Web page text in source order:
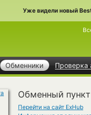
Уже видели новый
Обменники Проверка
Обменный
Перейти на сайт ExHub